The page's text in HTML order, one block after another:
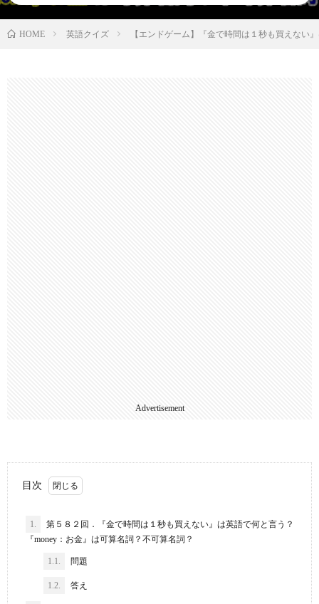
HOME 英語クイズ 【エンドゲーム】『金で時間は１秒も買えない
Advertisement
目次
1.
第５８２回．『金で時間は１秒も買えない』は英語で何と言う？
『money：お金』は可算名詞？不可算名詞？
1.1. 問題
1.2. 答え